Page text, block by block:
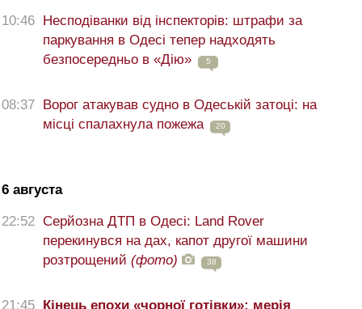
10:46 Несподіванки від інспекторів: штрафи за
паркування в Одесі тепер надходять
безпосередньо в «Дію»
5
08:37 Ворог атакував судно в Одеській затоці: на
місці спалахнула пожежа
20
6 августа
22:52 Серйозна ДТП в Одесі: Land Rover
перекинувся на дах, капот другої машини
розтрощений (фото) 38
21:45 Кінець епохи «чорної готівки»: мерія